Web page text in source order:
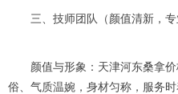
三、技师团队（颜值清新，专
颜值与形象：天津河东桑拿价
俗、气质温婉，身材匀称，服务